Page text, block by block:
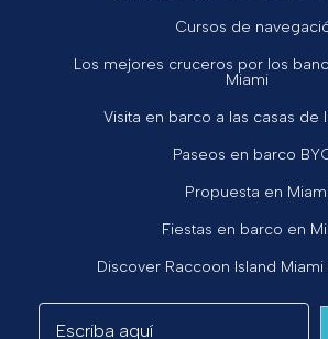
Cursos de
Los mejores cruceros por los
Miami
Visita en barco a las casas de
Paseos en barco
Propuesta en
Fiestas en barco en
Discover Raccoon Island